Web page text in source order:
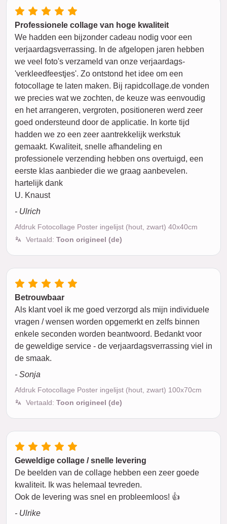
Professionele collage van hoge kwaliteit
We hadden een bijzonder cadeau nodig voor een
verjaardagsverrassing. In de afgelopen jaren hebben
we veel foto's verzameld van onze verjaardags-
'verkleedfeestjes'. Zo ontstond het idee om een
fotocollage te laten maken. Bij rapidcollage.de vonden
we precies wat we zochten, de keuze was eenvoudig
en het arrangeren, vergroten, positioneren werd zeer
goed ondersteund door de applicatie. In korte tijd
hadden we zo een zeer aantrekkelijk werkstuk
gemaakt. Kwaliteit, snelle afhandeling en
professionele verzending hebben ons overtuigd, een
eerste klas aanbieder die we graag aanbevelen.
hartelijk dank
U. Knaust
- Ulrich
Afdruk Fotocollage Poster ingelijst (hout, zwart) 40x40cm
Vertaald: Toon origineel (de)
Betrouwbaar
Als klant voel ik me goed verzorgd als mijn individuele
vragen / wensen worden opgemerkt en zelfs binnen
enkele seconden worden beantwoord. Bedankt voor
de geweldige service - de verjaardagsverrassing viel in
de smaak.
- Sonja
Afdruk Fotocollage Poster ingelijst (hout, zwart) 100x70cm
Vertaald: Toon origineel (de)
Geweldige collage / snelle levering
De beelden van de collage hebben een zeer goede
kwaliteit. Ik was helemaal tevreden.
Ook de levering was snel en probleemloos! 👍
- Ulrike